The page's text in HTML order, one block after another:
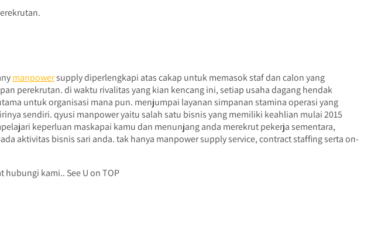
manpowersupply diperlengkapi atas cakap untuk memasok staf dan calon yang
perekrutan. di waktu rivalitas yang kian kencang ini, setiap usaha dagang hendak
untuk organisasi mana pun. menjumpai layanan simpanan stamina operasi yang
sendiri. qyusi manpower yaitu salah satu bisnis yang memiliki keahlian mulai 2015
keperluan maskapai kamu dan menunjang anda merekrut pekerja sementara,
aktivitas bisnis sari anda. tak hanya manpower supply service, contract staffing serta on-
kami.. See U on TOP